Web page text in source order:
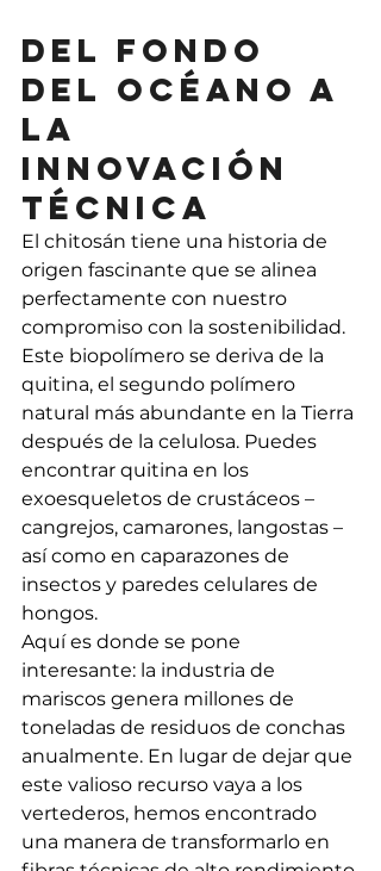
Del fondo
del océano a
la
innovación
técnica
El chitosán tiene una historia de
origen fascinante que se alinea
perfectamente con nuestro
compromiso con la sostenibilidad.
Este biopolímero se deriva de la
quitina, el segundo polímero
natural más abundante en la Tierra
después de la celulosa. Puedes
encontrar quitina en los
exoesqueletos de crustáceos –
cangrejos, camarones, langostas –
así como en caparazones de
insectos y paredes celulares de
hongos.
Aquí es donde se pone
interesante: la industria de
mariscos genera millones de
toneladas de residuos de conchas
anualmente. En lugar de dejar que
este valioso recurso vaya a los
vertederos, hemos encontrado
una manera de transformarlo en